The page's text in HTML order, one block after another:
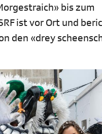
bis zum
ist vor Ort und
den «drey